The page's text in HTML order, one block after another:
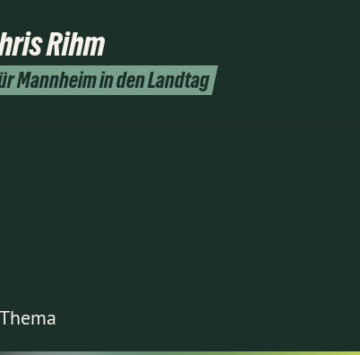
Rihm
Mannheim in den Landtag